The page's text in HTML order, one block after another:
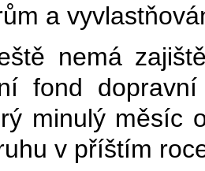
a
nemá
fond
minulý měsíc
v příštím